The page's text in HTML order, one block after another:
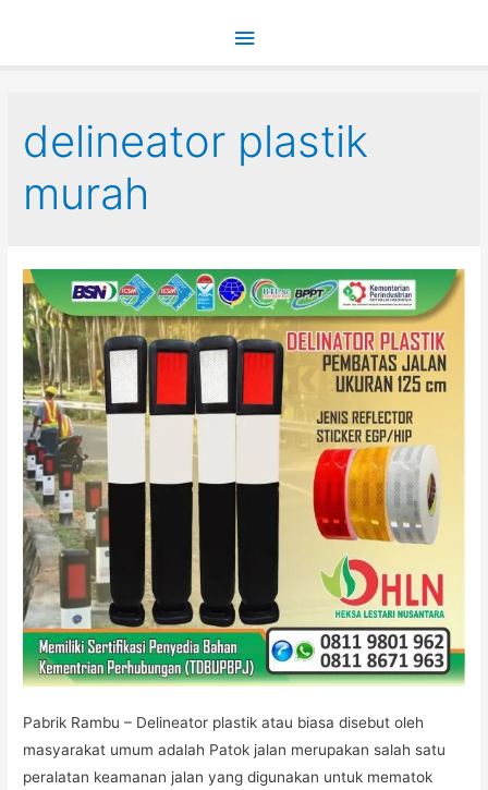
Main
delineator plastik
murah
Pabrik Rambu – Delineator plastik atau biasa disebut oleh
masyarakat umum adalah Patok jalan merupakan salah satu
peralatan keamanan jalan yang digunakan untuk mematok